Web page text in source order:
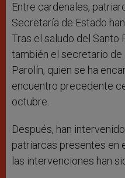
Entre cardenales,
Secretaría de Estado
Tras el saludo del Santo
también el secretario de
Parolín, quien se ha
encuentro precedente
octubre.
Después, han
patriarcas presentes en
las intervenciones han